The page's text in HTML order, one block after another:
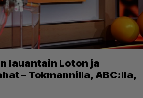
lauantain Loton ja
– Tokmannilla, ABC:lla,